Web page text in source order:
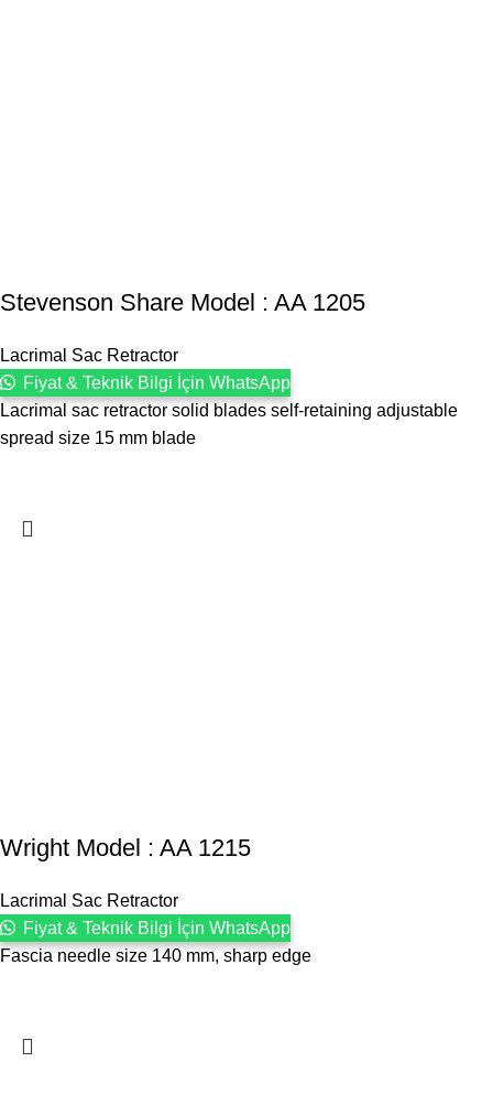
Stevenson ‍Share Model : AA 1205
Lacrimal Sac Retractor
Fiyat & Teknik Bilgi İçin WhatsApp
Lacrimal sac retractor solid blades self-retaining adjustable
spread size 15 mm blade
Wright Model : AA 1215
Lacrimal Sac Retractor
Fiyat & Teknik Bilgi İçin WhatsApp
Fascia needle size 140 mm, sharp edge